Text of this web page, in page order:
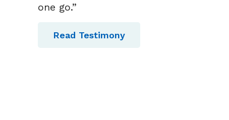
one go.”
Read Testimony